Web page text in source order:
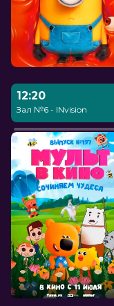
12:20
Зал №6 - INvision